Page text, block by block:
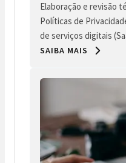
Elaboração e revisão
Políticas de
de serviços digitais
SAIBA MAIS